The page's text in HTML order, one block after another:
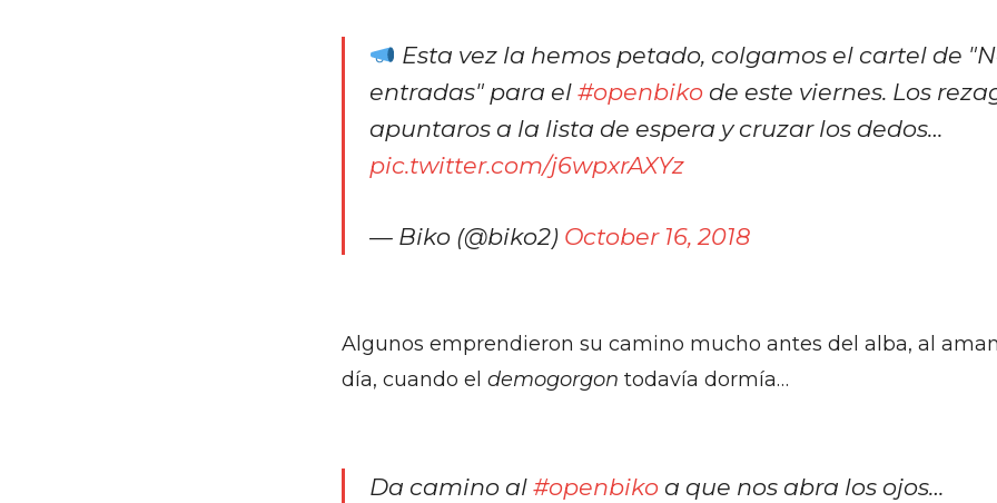
Esta vez la hemos petado, colgamos el cartel de
entradas" para el #openbikode este viernes. Los
apuntaros a la lista de espera y cruzar los dedos…
pic.twitter.com/j6wpxrAXYz
— Biko (@biko2) October 16, 2018
Algunos emprendieron su camino mucho antes del alba, al
día, cuando el demogorgon todavía dormía…
Da camino al #openbikoa que nos abra los ojos…